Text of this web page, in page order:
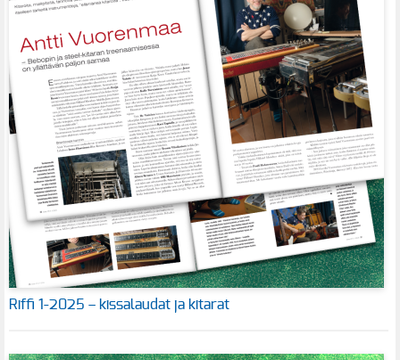
Riffi 1-2025 – kissalaudat ja kitarat